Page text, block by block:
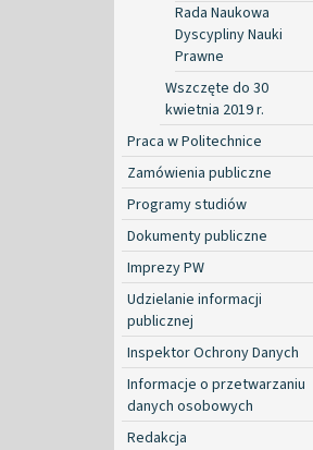
Rada Naukowa
Dyscypliny Nauki
Prawne
Wszczęte do 30
kwietnia 2019 r.
Praca w Politechnice
Zamówienia publiczne
Programy studiów
Dokumenty publiczne
Imprezy PW
Udzielanie informacji
publicznej
Inspektor Ochrony Danych
Informacje o przetwarzaniu
danych osobowych
Redakcja